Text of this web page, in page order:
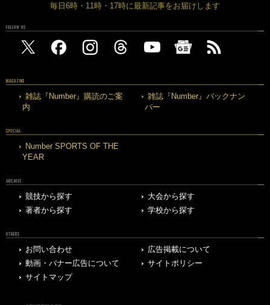
毎日6時・11時・17時に最新記事をお届けします
FOLLOW US
MAGAZINE
雑誌『Number』購読のご案
内
雑誌『Number』バックナン
バー
SPECIAL
Number SPORTS OF THE
YEAR
ARCHIVE
競技から探す
大会から探す
著者から探す
学校から探す
OTHERS
お問い合わせ
広告掲載について
動画・バナー広告について
サイトポリシー
サイトマップ